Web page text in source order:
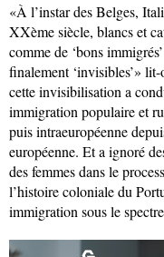
«À l’instar des Belges,
XXème siècle, blancs et
comme de ‘bons
finalement ‘invisibles’»
cette invisibilisation a
immigration populaire et
puis intraeuropéenne
européenne. Et a ignoré
des femmes dans le
l’histoire coloniale du
immigration sous le